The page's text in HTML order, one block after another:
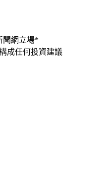
聞網立場*
成任何投資建議